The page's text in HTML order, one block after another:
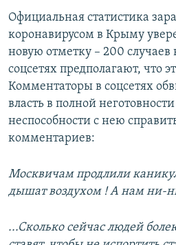
Официальная статистика
коронавирусом в Крыму
новую отметку – 200
соцсетях предполагают, что
Комментаторы в соцсетях
власть в полной
неспособности с нею
комментариев:
Москвичам продлили
дышат воздухом ! А нам ни-
...Сколько сейчас людей